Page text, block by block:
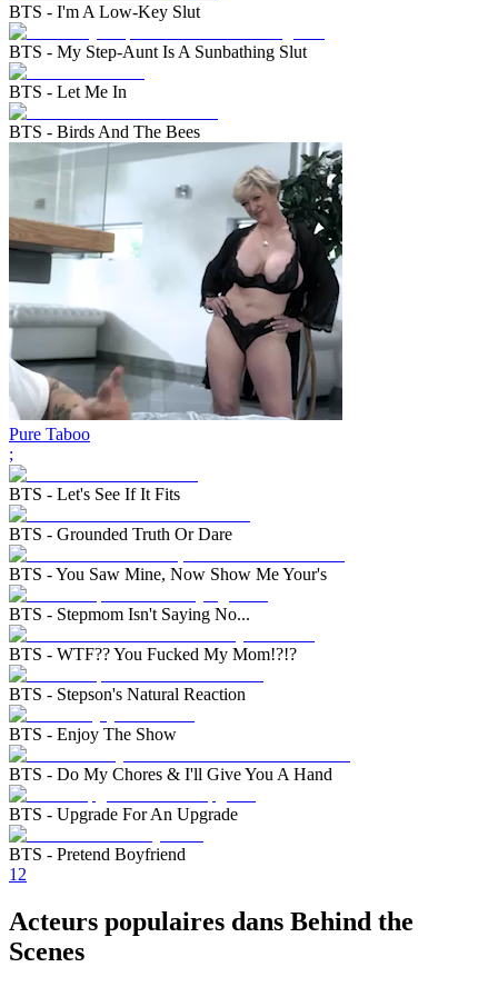
BTS - I'm A Low-Key Slut
BTS - My Step-Aunt Is A Sunbathing Slut
BTS - Let Me In
BTS - Birds And The Bees
Pure Taboo
;
BTS - Let's See If It Fits
BTS - Grounded Truth Or Dare
BTS - You Saw Mine, Now Show Me Your's
BTS - Stepmom Isn't Saying No...
BTS - WTF?? You Fucked My Mom!?!?
BTS - Stepson's Natural Reaction
BTS - Enjoy The Show
BTS - Do My Chores & I'll Give You A Hand
BTS - Upgrade For An Upgrade
BTS - Pretend Boyfriend
1 2
Acteurs populaires dans Behind the
Scenes